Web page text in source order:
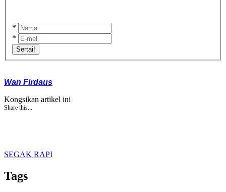
*
*
Sertai!
Wan Firdaus
Kongsikan artikel ini
Share this...
SEGAK RAPI
Tags